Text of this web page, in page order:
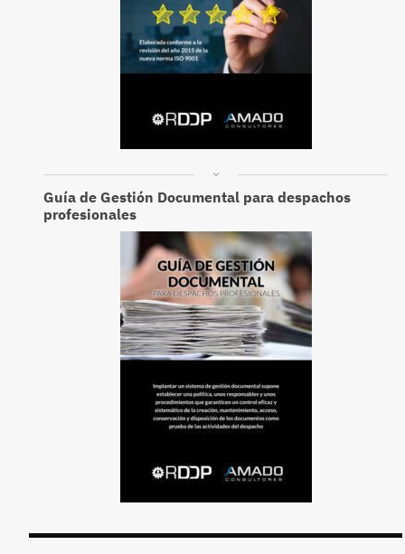
Guía de Gestión Documental para despachos
profesionales